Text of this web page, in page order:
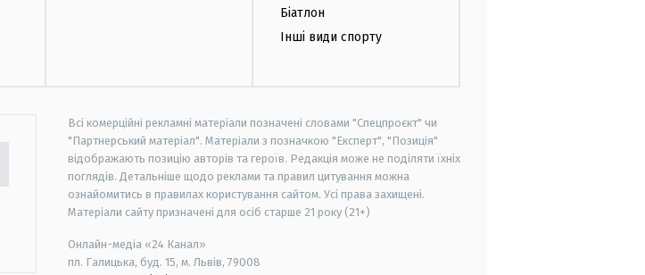
Біатлон
Інші види спорту
Всі комерційні рекламні матеріали позначені словами "Спецпроєкт" чи
"Партнерський матеріал". Матеріали з позначкою "Експерт", "Позиція"
відображають позицію авторів та героїв. Редакція може не поділяти їхніх
поглядів. Детальніше щодо реклами та правил цитування можна
ознайомитись в правилах користування сайтом. Усі права захищені.
Матеріали сайту призначені для осіб старше 21 року (21+)
Онлайн-медіа «24 Канал»
пл. Галицька, буд. 15, м. Львів, 79008